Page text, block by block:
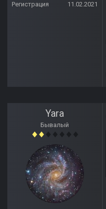
Регистрация
11.02.2021
Yara
Бывалый